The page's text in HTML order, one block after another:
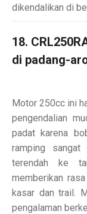
dikendalikan di
18.
di padang-
Motor 250cc ini
pengendalian
padat karena
ramping sangat
terendah ke
memberikan
kasar dan trail.
pengalaman